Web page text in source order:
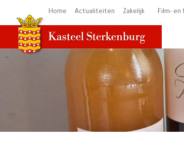
inhoud
Home Actualiteiten Zakelijk Film-